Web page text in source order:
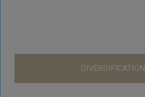
DIVERSIFICATION